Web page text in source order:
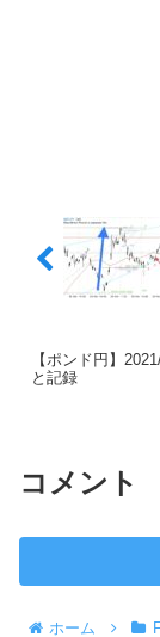
【ポンド円】
と記録
コメント
ホーム